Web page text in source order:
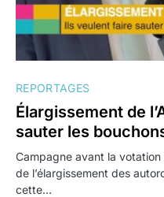
REPORTAGES
Élargissement de
sauter les
Campagne avant la
de l’élargissement des
cette…